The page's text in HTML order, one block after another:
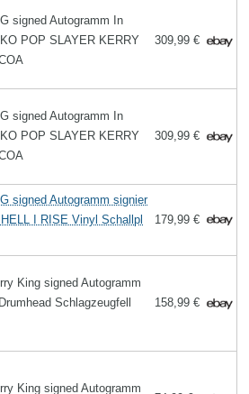
signed Autogramm In
POP SLAYER KERRY
309,99 €
signed Autogramm In
POP SLAYER KERRY
309,99 €
signed Autogramm signier
I RISE Vinyl Schallpl
179,99 €
King signed Autogramm
Schlagzeugfell
158,99 €
King signed Autogramm